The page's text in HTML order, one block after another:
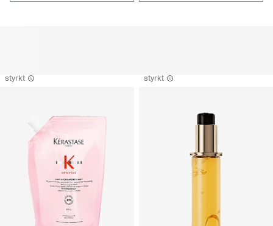
styrkt styrkt